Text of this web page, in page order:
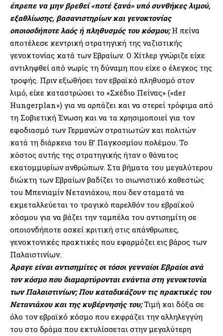
έπρεπε να μην βρεθεί «ποτέ ξανά» υπό συνθήκες λιμού,
εξαθλίωσης, βασανιστηρίων και γενοκτονίας
οποιοσδήποτε λαός ή πληθυσμός του κόσμου;Η πείνα
αποτέλεσε κεντρική στρατηγική της ναζιστικής
γενοκτονίας κατά των Εβραίων. Ο Χίτλερ γνώριζε είχε
αντιληφθεί από νωρίς τη δύναμη που είχε ο έλεγχος της
τροφής. Πριν εξωθήσει τον εβραϊκό πληθυσμό στον
λιμό, είχε καταστρώσει το «Σχέδιο Πείνας» («der
Hungerplan») για να αρπάζει και να στερεί τρόφιμα από
τη Σοβιετική Ένωση και να τα χρησιμοποιεί για τον
εφοδιασμό των Γερμανών στρατιωτών και πολιτών
κατά τη διάρκεια του Β’ Παγκοσμίου πολέμου. Το
κόστος αυτής της στρατηγικής ήταν ο θάνατος
εκατομμυρίων ανθρώπων. Στα βήματα του μεγαλύτερου
διώκτη των Εβραίων βαδίζει το σιωνιστικό καθεστώς
του Μπενιαμίν Νετανιάχου, που δεν σταματά να
εκμεταλλεύεται το τραγικό παρελθόν του εβραϊκού
κόσμου για να βάζει την ταμπέλα του αντισημίτη σε
οποιονδήποτε ασκεί κριτική στις απάνθρωπες,
γενοκτονικές πρακτικές που εφαρμόζει εις βάρος των
Παλαιστινίων.
Άραγε είναι αντισημίτες οι τόσοι γενναίοι Εβραίοι ανά
τον κόσμο που διαμαρτύρονται ενάντια στη γενοκτονία
των Παλαιστινίων; Που καταδικάζουν τις πρακτικές του
Νετανιάχου και της κυβέρνησής του;Τιμή και δόξα σε
όλο τον εβραϊκό κόσμο που εκφράζει την αλληλεγγύη
του στο δράμα που εκτυλίσσεται στην μεγαλύτερη